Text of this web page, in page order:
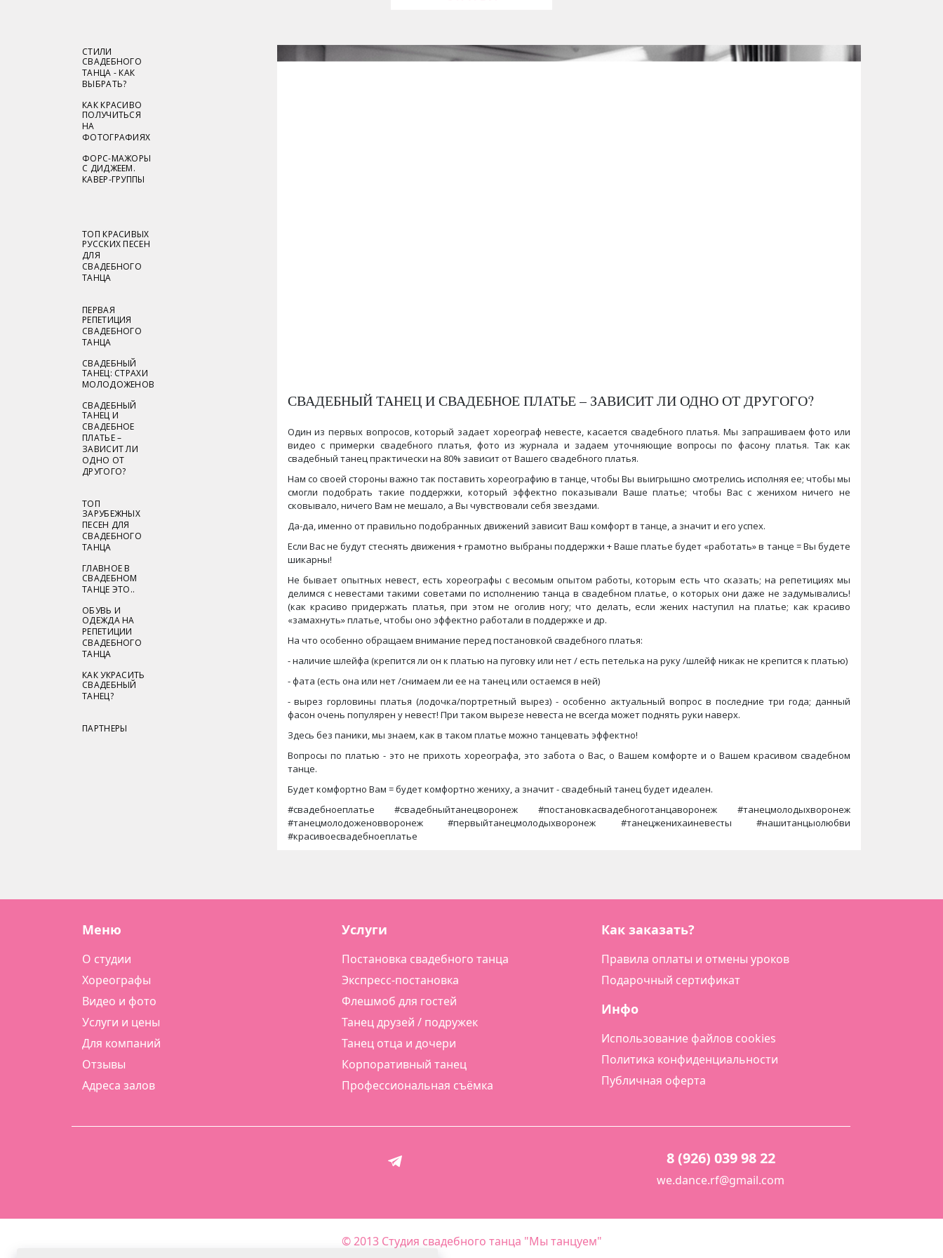
СВАДЕБНЫЙ ТАНЕЦ И СВАДЕБНОЕ ПЛАТЬЕ – ЗАВИСИТ ЛИ ОДНО ОТ ДРУГОГО?
Один из первых вопросов, который задает хореограф невесте, касается свадебного платья. Мы запрашиваем фото или
видео с примерки свадебного платья, фото из журнала и задаем уточняющие вопросы по фасону платья. Так как
свадебный танец практически на 80% зависит от Вашего свадебного платья.
Нам со своей стороны важно так поставить хореографию в танце, чтобы Вы выигрышно смотрелись исполняя ее; чтобы мы
смогли подобрать такие поддержки, который эффектно показывали Ваше платье; чтобы Вас с женихом ничего не
сковывало, ничего Вам не мешало, а Вы чувствовали себя звездами.
Да-да, именно от правильно подобранных движений зависит Ваш комфорт в танце, а значит и его успех.
Если Вас не будут стеснять движения + грамотно выбраны поддержки + Ваше платье будет «работать» в танце = Вы будете
шикарны!
Не бывает опытных невест, есть хореографы с весомым опытом работы, которым есть что сказать; на репетициях мы
делимся с невестами такими советами по исполнению танца в свадебном платье, о которых они даже не задумывались!
(как красиво придержать платья, при этом не оголив ногу; что делать, если жених наступил на платье; как красиво
«замахнуть» платье, чтобы оно эффектно работали в поддержке и др.
На что особенно обращаем внимание перед постановкой свадебного платья:
- наличие шлейфа (крепится ли он к платью на пуговку или нет / есть петелька на руку /шлейф никак не крепится к платью)
- фата (есть она или нет /снимаем ли ее на танец или остаемся в ней)
- вырез горловины платья (лодочка/портретный вырез) - особенно актуальный вопрос в последние три года; данный
фасон очень популярен у невест! При таком вырезе невеста не всегда может поднять руки наверх.
Здесь без паники, мы знаем, как в таком платье можно танцевать эффектно!
Вопросы по платью - это не прихоть хореографа, это забота о Вас, о Вашем комфорте и о Вашем красивом свадебном
танце.
Будет комфортно Вам = будет комфортно жениху, а значит - свадебный танец будет идеален.
#свадебноеплатье #свадебныйтанецворонеж #постановкасвадебноготанцаворонеж #танецмолодыхворонеж
#танецмолодоженовворонеж #первыйтанецмолодыхворонеж #танецженихаиневесты #нашитанцыолюбви
#красивоесвадебноеплатье
СТИЛИ
СВАДЕБНОГО
ТАНЦА - КАК
ВЫБРАТЬ?
КАК КРАСИВО
ПОЛУЧИТЬСЯ
НА
ФОТОГРАФИЯХ
ФОРС-МАЖОРЫ
С ДИДЖЕЕМ.
КАВЕР-ГРУППЫ
ТОП КРАСИВЫХ
РУССКИХ ПЕСЕН
ДЛЯ
СВАДЕБНОГО
ТАНЦА
ПЕРВАЯ
РЕПЕТИЦИЯ
СВАДЕБНОГО
ТАНЦА
СВАДЕБНЫЙ
ТАНЕЦ: СТРАХИ
МОЛОДОЖЕНОВ
СВАДЕБНЫЙ
ТАНЕЦ И
СВАДЕБНОЕ
ПЛАТЬЕ –
ЗАВИСИТ ЛИ
ОДНО ОТ
ДРУГОГО?
ТОП
ЗАРУБЕЖНЫХ
ПЕСЕН ДЛЯ
СВАДЕБНОГО
ТАНЦА
ГЛАВНОЕ В
СВАДЕБНОМ
ТАНЦЕ ЭТО..
ОБУВЬ И
ОДЕЖДА НА
РЕПЕТИЦИИ
СВАДЕБНОГО
ТАНЦА
КАК УКРАСИТЬ
СВАДЕБНЫЙ
ТАНЕЦ?
ПАРТНЕРЫ
Меню
О студии
Хореографы
Видео и фото
Услуги и цены
Для компаний
Отзывы
Адреса залов
Услуги
Постановка свадебного танца
Экспресс-постановка
Флешмоб для гостей
Танец друзей / подружек
Танец отца и дочери
Корпоративный танец
Профессиональная съёмка
Как заказать?
Правила оплаты и отмены уроков
Подарочный сертификат
Инфо
Использование файлов cookies
Политика конфиденциальности
Публичная оферта
8 (926) 039 98 22
we.dance.rf@gmail.com
© 2013 Студия свадебного танца "Мы танцуем"